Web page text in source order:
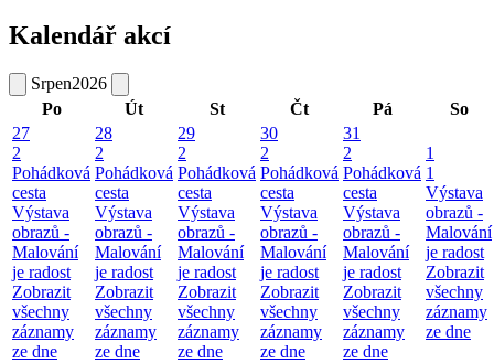
Kalendář akcí
Srpen2026
Po
Út St Čt Pá
So
27
2
Pohádková
cesta
Výstava
obrazů -
Malování
je radost
Zobrazit
všechny
záznamy
ze dne
28
2
Pohádková
cesta
Výstava
obrazů -
Malování
je radost
Zobrazit
všechny
záznamy
ze dne
29
2
Pohádková
cesta
Výstava
obrazů -
Malování
je radost
Zobrazit
všechny
záznamy
ze dne
30
2
Pohádková
cesta
Výstava
obrazů -
Malování
je radost
Zobrazit
všechny
záznamy
ze dne
31
2
Pohádková
cesta
Výstava
obrazů -
Malování
je radost
Zobrazit
všechny
záznamy
ze dne
1
1
Výstava
obrazů -
Malování
je radost
Zobrazit
všechny
záznamy
ze dne